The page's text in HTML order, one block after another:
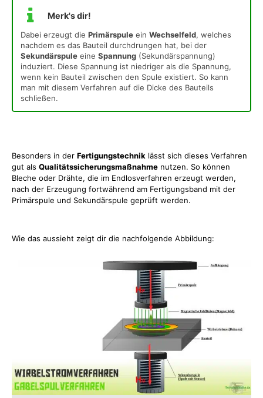
Merk's dir!
Dabei erzeugt die Primärspule ein Wechselfeld, welches
nachdem es das Bauteil durchdrungen hat, bei der
Sekundärspule eine Spannung (Sekundärspannung)
induziert. Diese Spannung ist niedriger als die Spannung,
wenn kein Bauteil zwischen den Spule existiert. So kann
man mit diesem Verfahren auf die Dicke des Bauteils
schließen.
Besonders in der Fertigungstechnik lässt sich dieses Verfahren
gut als Qualitätssicherungsmaßnahme nutzen. So können
Bleche oder Drähte, die im Endlosverfahren erzeugt werden,
nach der Erzeugung fortwährend am Fertigungsband mit der
Primärspule und Sekundärspule geprüft werden.
Wie das aussieht zeigt dir die nachfolgende Abbildung: